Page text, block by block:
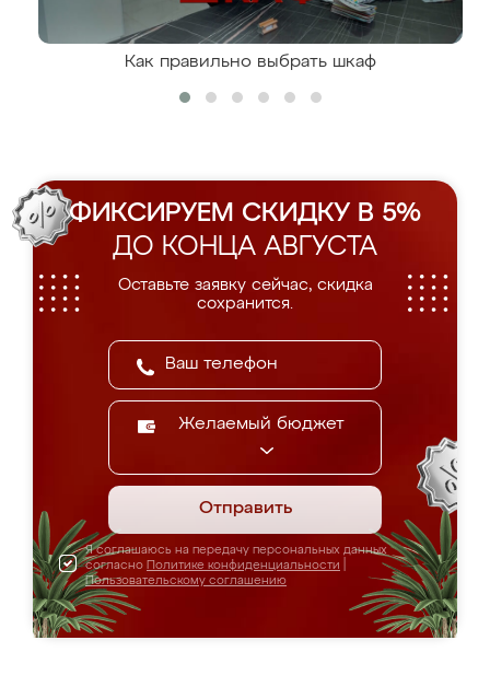
Как правильно выбрать шкаф
ФИКСИРУЕМ СКИДКУ В 5%
ДО КОНЦА АВГУСТА
Оставьте заявку сейчас, скидка
сохранится.
Желаемый бюджет
Отправить
Я соглашаюсь на передачу персональных данных
согласно Политике конфиденциальности
Пользовательскому соглашению